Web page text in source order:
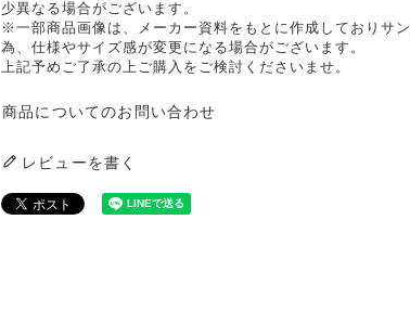
少異なる場合がございます。
※一部商品画像は、メーカー資料をもとに作成しておりサ
為、仕様やサイズ感が変更になる場合がございます。
上記予めご了承の上ご購入をご検討くださいませ。
商品についてのお問い合わせ
レビューを書く